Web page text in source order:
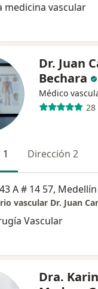
medicina vascular
Dr. Juan
Bechara
Médico
Dirección 2
A # 14 57, Medellín
vascular Dr. Juan
Vascular
Dra.